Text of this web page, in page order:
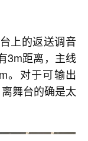
上的返送调音
3m距离，主线
。对于可输出
舞台的确是太